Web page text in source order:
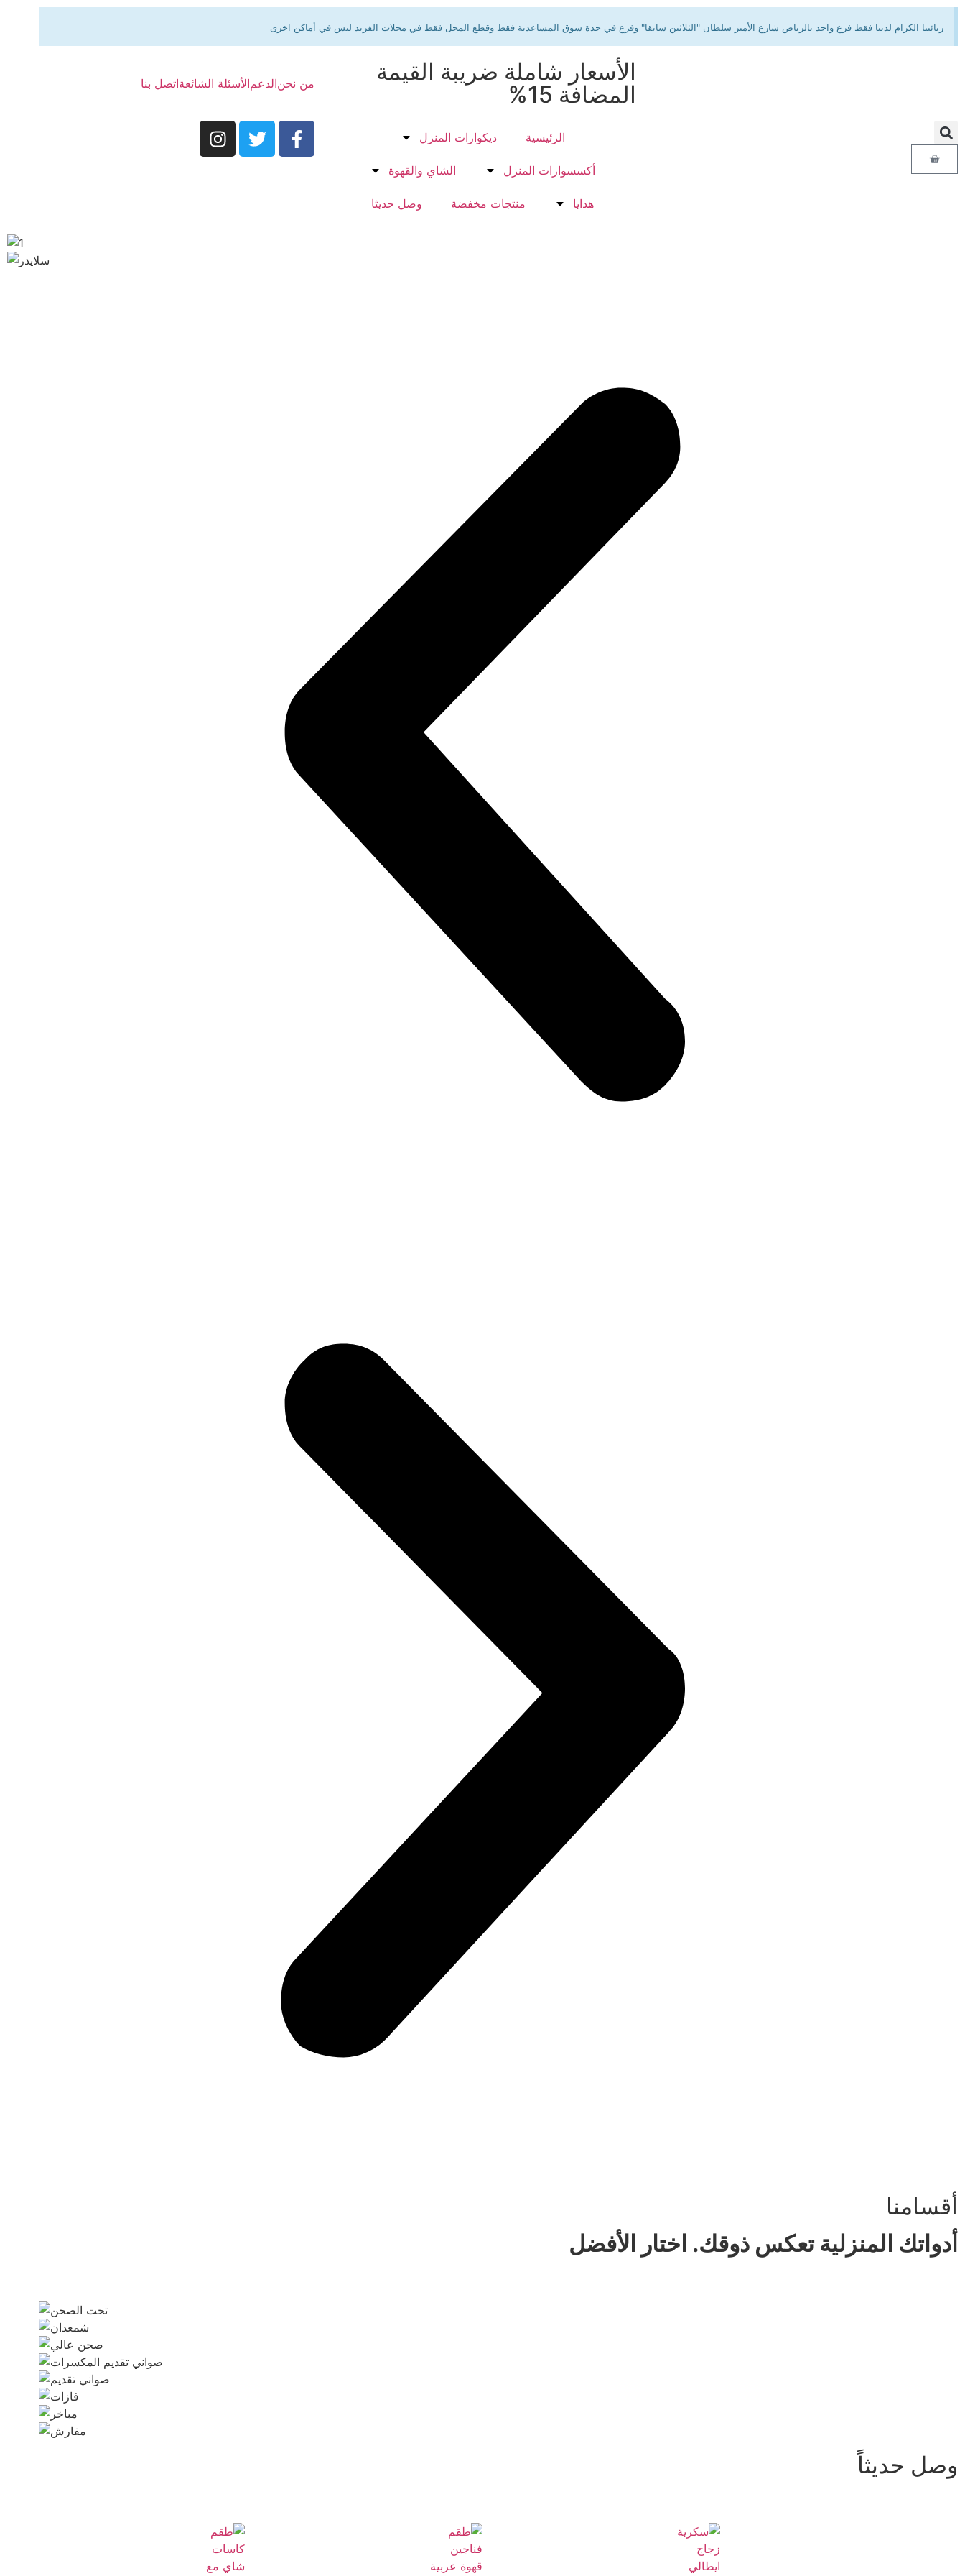
زبائننا الكرام لدينا فقط فرع واحد بالرياض شارع الأمير سلطان "الثلاثين سابقا" وفرع في جدة سوق المساعدية فقط وقطع المحل فقط في محلات الفريد ليس في أماكن اخرى
الأسعار شاملة ضريبة القيمة
المضافة 15%
من نحنالدعمالأسئلة الشائعةاتصل بنا
الرئيسية ديكوارات المنزل
أكسسوارات المنزل الشاي والقهوة
هدايا منتجات مخفضة وصل حديثا
أقسامنا
أدواتك المنزلية تعكس ذوقك. اختار الأفضل
وصل حديثاً